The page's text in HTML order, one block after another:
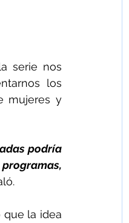
serie nos
los
mujeres y
podría
que la idea